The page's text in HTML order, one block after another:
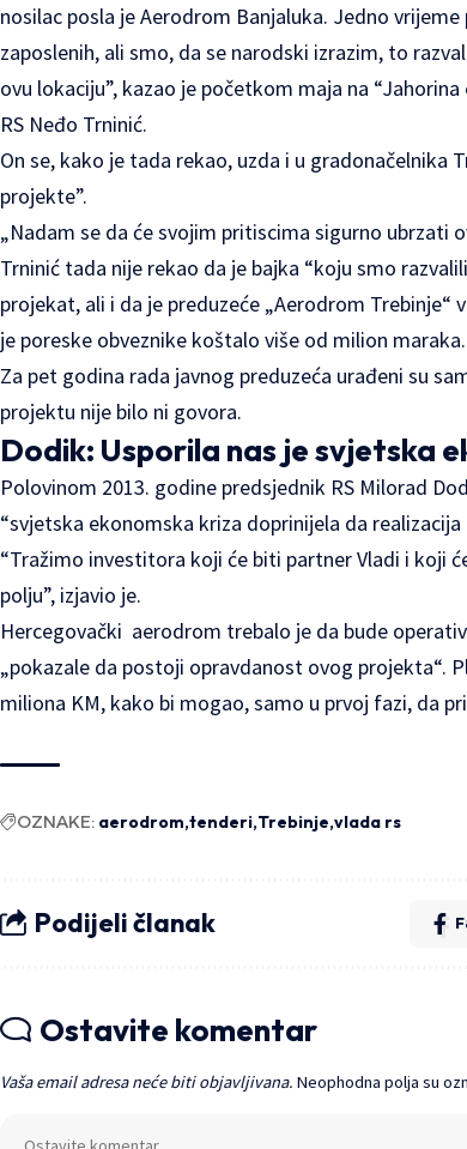
nosilac posla je Aerodrom Banjaluka. Jedno
zaposlenih, ali smo, da se narodski izrazim, to
ovu lokaciju”, kazao je početkom maja na
RS Neđo Trninić.
On se, kako je tada rekao, uzda i u
projekte”.
„Nadam se da će svojim pritiscima sigurno ubrzati
Trninić tada nije rekao da je bajka “koju smo
projekat, ali i da je preduzeće „Aerodrom Trebinje“
je poreske obveznike koštalo više od milion maraka.
Za pet godina rada javnog preduzeća urađeni su
projektu nije bilo ni govora.
Dodik: Usporila nas je svjetska
Polovinom 2013. godine predsjednik RS Milorad
“svjetska ekonomska kriza doprinijela da
“Tražimo investitora koji će biti partner Vladi i koji
polju”, izjavio je.
Hercegovački aerodrom trebalo je da bude
„pokazale da postoji opravdanost ovog projekta“.
miliona KM, kako bi mogao, samo u prvoj fazi, da
OZNAKE: aerodrom tenderi Trebinje vlada rs
Podijeli članak
Ostavite komentar
Vaša email adresa neće biti objavljivana. Neophodna polja su